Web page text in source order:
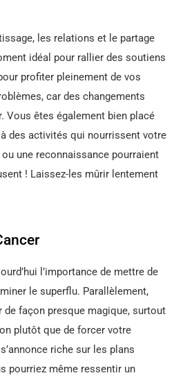
les relations et le partage
idéal pour rallier des soutiens
profiter pleinement de vos
car des changements
Vous êtes également bien placé
des activités qui nourrissent votre
une reconnaissance pourraient
! Laissez-les mûrir lentement
l’importance de mettre de
le superflu. Parallèlement,
façon presque magique, surtout
plutôt que de forcer votre
riche sur les plans
pourriez même ressentir un